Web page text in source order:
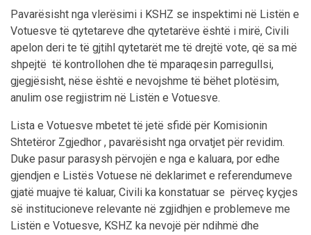
Pavarësisht nga vlerësimi i KSHZ se inspektimi në Listën e
Votuesve të qytetareve dhe qytetarëve është i mirë, Civili
apelon deri te të gjtihl qytetarët me të drejtë vote, që sa më
shpejtë të kontrollohen dhe të mparaqesin parregullsi,
gjegjësisht, nëse është e nevojshme të bëhet plotësim,
anulim ose regjistrim në Listën e Votuesve.
Lista e Votuesve mbetet të jetë sfidë për Komisionin
Shtetëror Zgjedhor , pavarësisht nga orvatjet për revidim.
Duke pasur parasysh përvojën e nga e kaluara, por edhe
gjendjen e Listës Votuese në deklarimet e referendumeve
gjatë muajve të kaluar, Civili ka konstatuar se përveç kyçjes
së institucioneve relevante në zgjidhjen e problemeve me
Listën e Votuesve, KSHZ ka nevojë për ndihmë dhe